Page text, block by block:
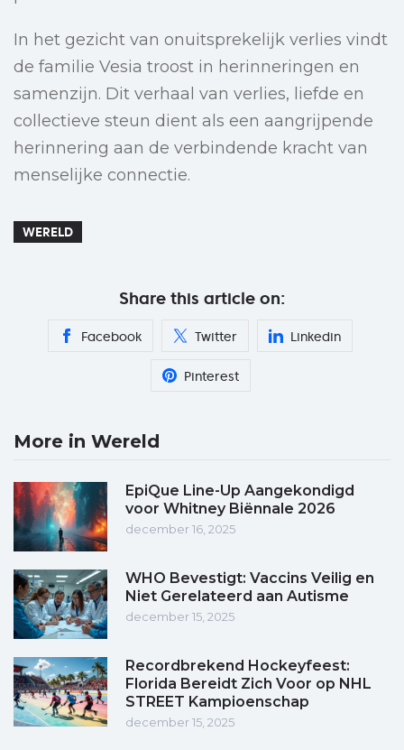
In het gezicht van onuitsprekelijk verlies vindt
de familie Vesia troost in herinneringen en
samenzijn. Dit verhaal van verlies, liefde en
collectieve steun dient als een aangrijpende
herinnering aan de verbindende kracht van
menselijke connectie.
WERELD
Share this article on:
Facebook Twitter Linkedin
Pinterest
More in Wereld
EpiQue Line-Up Aangekondigd
voor Whitney Biënnale 2026
december 16, 2025
WHO Bevestigt: Vaccins Veilig en
Niet Gerelateerd aan Autisme
december 15, 2025
Recordbrekend Hockeyfeest:
Florida Bereidt Zich Voor op NHL
STREET Kampioenschap
december 15, 2025